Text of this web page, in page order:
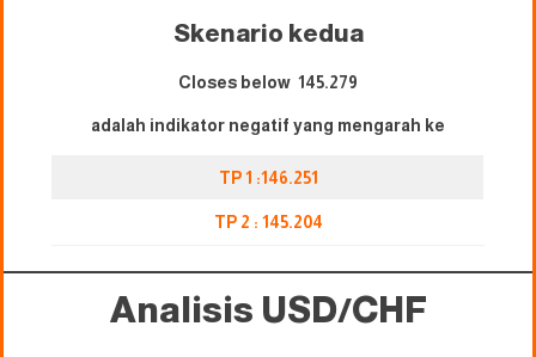
Skenario kedua
Closes below 145.279
adalah indikator negatif yang mengarah ke
TP 1 :146.251
TP 2 : 145.204
Analisis USD/CHF